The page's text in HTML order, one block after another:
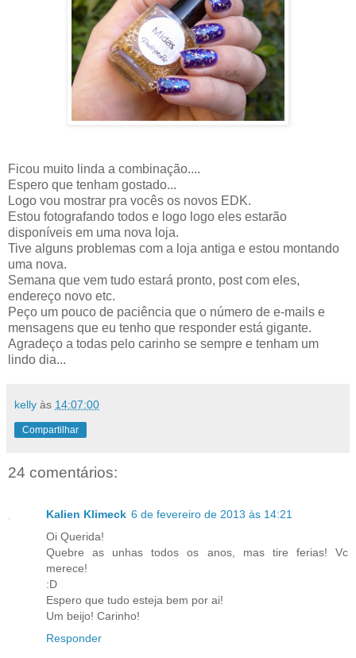
Ficou muito linda a combinação....
Espero que tenham gostado...
Logo vou mostrar pra vocês os novos EDK.
Estou fotografando todos e logo logo eles estarão
disponíveis em uma nova loja.
Tive alguns problemas com a loja antiga e estou montando
uma nova.
Semana que vem tudo estará pronto, post com eles,
endereço novo etc.
Peço um pouco de paciência que o número de e-mails e
mensagens que eu tenho que responder está gigante.
Agradeço a todas pelo carinho se sempre e tenham um
lindo dia...
kelly às 14:07:00
Compartilhar
24 comentários:
Kalien Klimeck 6 de fevereiro de 2013 às 14:21
Oi Querida!
Quebre as unhas todos os anos, mas tire ferias! Vc
merece!
:D
Espero que tudo esteja bem por ai!
Um beijo! Carinho!
Responder